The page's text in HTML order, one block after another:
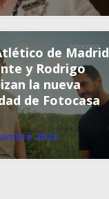
de Madrid
y Rodrigo
la nueva
de Fotocasa
2024